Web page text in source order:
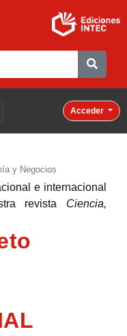
Acceder
y Negocios
e internacional
revista Ciencia,